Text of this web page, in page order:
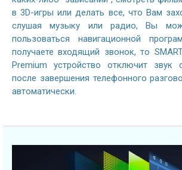
в 3D-игры или делать все, что Вам
слушая музыку или радио, Вы
пользоваться навигационной
получаете входящий звонок, то
Premium устройство отключит
после завершения телефонного
автоматически.